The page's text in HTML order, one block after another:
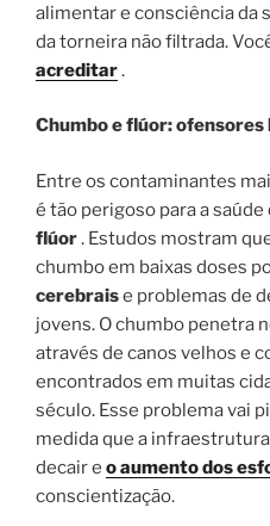
alimentar e consciência da
da torneira não filtrada.
acreditar.
Chumbo e flúor: ofensores
Entre os contaminantes
é tão perigoso para a saúde
flúor. Estudos mostram
chumbo em baixas doses
cerebraise problemas de
jovens. O chumbo penetra
através de canos velhos e
encontrados em muitas
século. Esse problema vai
medida que a
decair e o aumento dos
conscientização.